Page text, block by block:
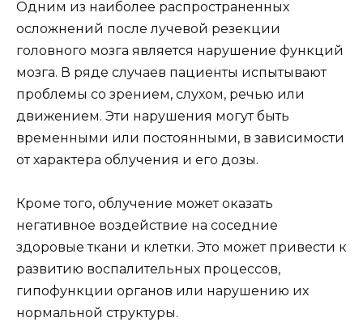
Одним из наиболее распространенных
осложнений после лучевой резекции
головного мозга является нарушение функций
мозга. В ряде случаев пациенты испытывают
проблемы со зрением, слухом, речью или
движением. Эти нарушения могут быть
временными или постоянными, в зависимости
от характера облучения и его дозы.
Кроме того, облучение может оказать
негативное воздействие на соседние
здоровые ткани и клетки. Это может привести к
развитию воспалительных процессов,
гипофункции органов или нарушению их
нормальной структуры.